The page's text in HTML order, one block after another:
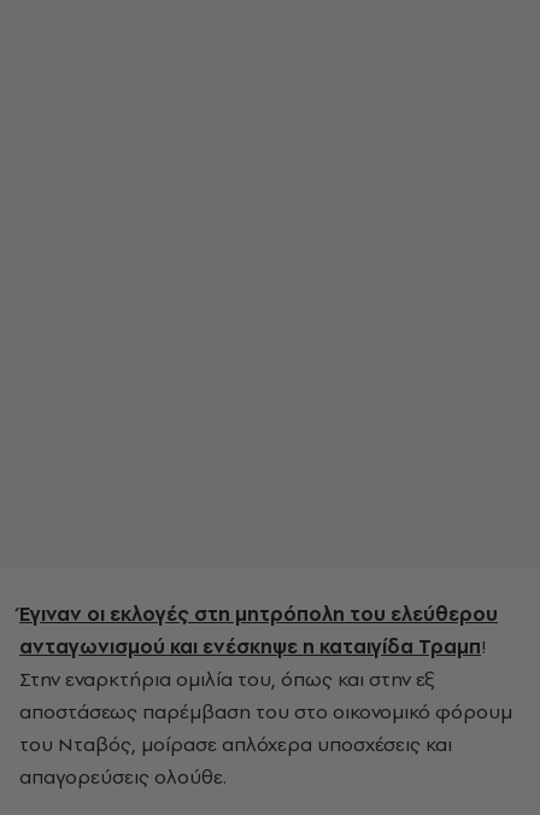
Έγιναν οι εκλογές στη μητρόπολη του ελεύθερου
ανταγωνισμού και ενέσκηψε η καταιγίδα Τραμπ!
Στην εναρκτήρια ομιλία του, όπως και στην εξ
αποστάσεως παρέμβαση του στο οικονομικό φόρουμ
του Νταβός, μοίρασε απλόχερα υποσχέσεις και
απαγορεύσεις ολούθε.